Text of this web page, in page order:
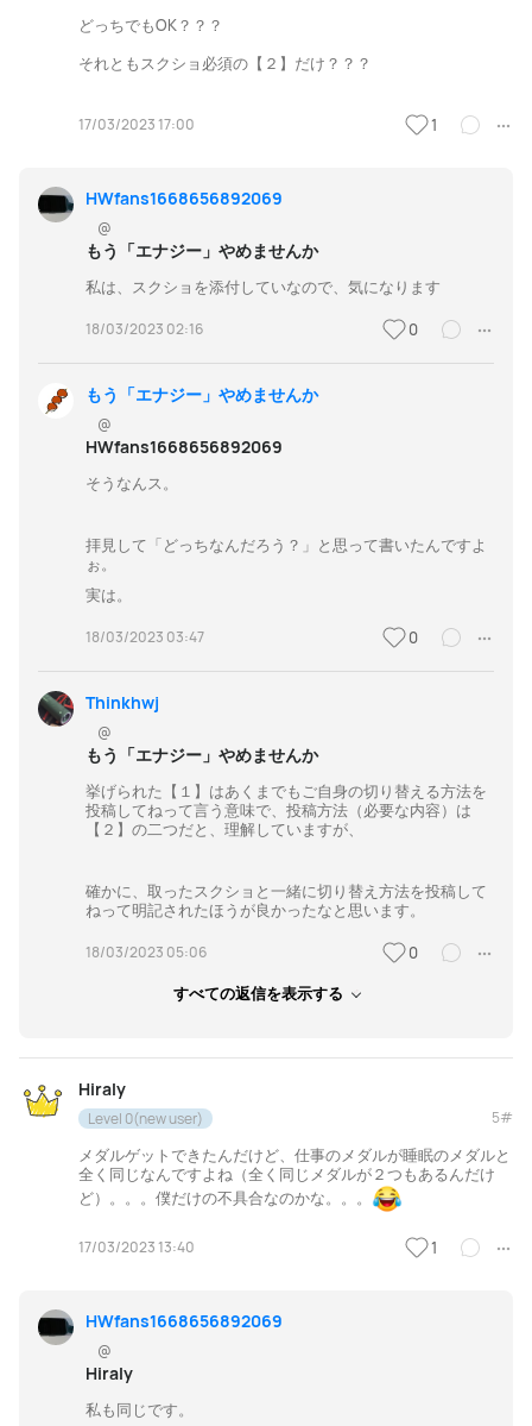
どっちでもOK？？？
それともスクショ必須の【２】だけ？？？
17/03/2023 17:00 1
HWfans1668656892069
@
もう「エナジー」やめませんか
私は、スクショを添付していなので、気になります
18/03/2023 02:16 0
もう「エナジー」やめませんか
@
HWfans1668656892069
そうなんス。
拝見して「どっちなんだろう？」と思って書いたんですよ
ぉ。
実は。
18/03/2023 03:47 0
Thinkhwj
@
もう「エナジー」やめませんか
挙げられた【１】はあくまでもご自身の切り替える方法を
投稿してねって言う意味で、投稿方法（必要な内容）は
【２】の二つだと、理解していますが、
確かに、取ったスクショと一緒に切り替え方法を投稿して
ねって明記されたほうが良かったなと思います。
18/03/2023 05:06
0
すべての返信を表示する
Hiraly
Level 0(new user) 5#
メダルゲットできたんだけど、仕事のメダルが睡眠のメダルと
全く同じなんですよね（全く同じメダルが２つもあるんだけ
ど）。。。僕だけの不具合なのかな。。。
17/03/2023 13:40 1
HWfans1668656892069
@
Hiraly
私も同じです。